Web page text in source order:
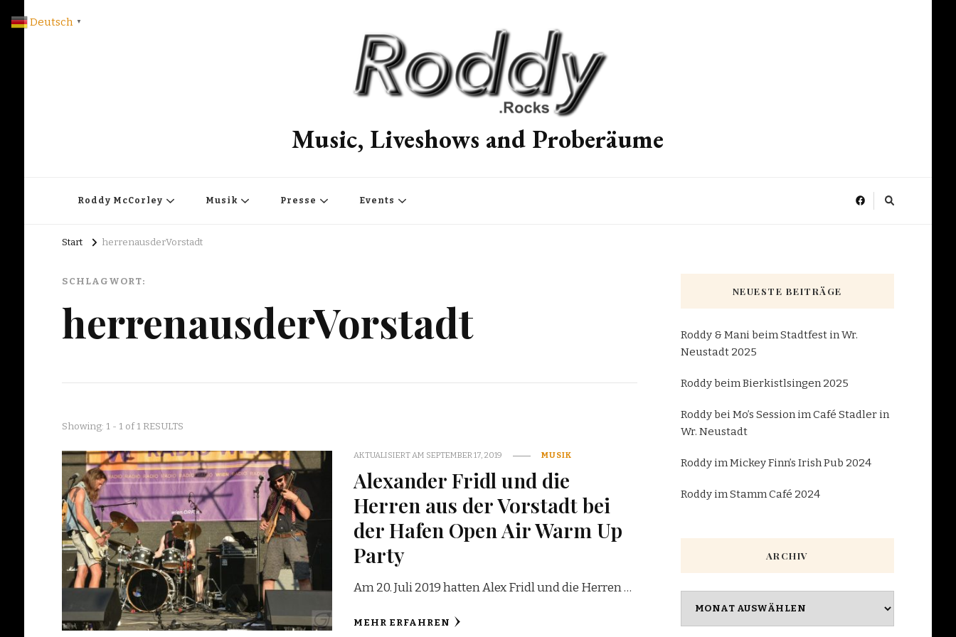
Music, Liveshows and Proberäume
Roddy McCorley Musik Presse Events
Start herrenausderVorstadt
SCHLAGWORT:
herrenausderVorstadt
Showing: 1 - 1 of 1 RESULTS
AKTUALISIERT AM SEPTEMBER 17, 2019 MUSIK
Alexander Fridl und die
Herren aus der Vorstadt bei
der Hafen Open Air Warm Up
Party
Am 20. Juli 2019 hatten Alex Fridl und die Herren …
MEHR ERFAHREN
NEUESTE BEITRÄGE
Roddy & Mani beim Stadtfest in Wr.
Neustadt 2025
Roddy beim Bierkistlsingen 2025
Roddy bei Mo’s Session im Café Stadler in
Wr. Neustadt
Roddy im Mickey Finn’s Irish Pub 2024
Roddy im Stamm Café 2024
ARCHIV
Deutsch ▼